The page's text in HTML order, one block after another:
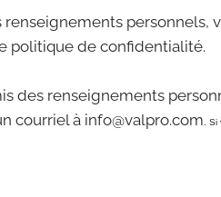
renseignements
politique de confidentialité.
des renseignements
courriel à info@valpro.com .